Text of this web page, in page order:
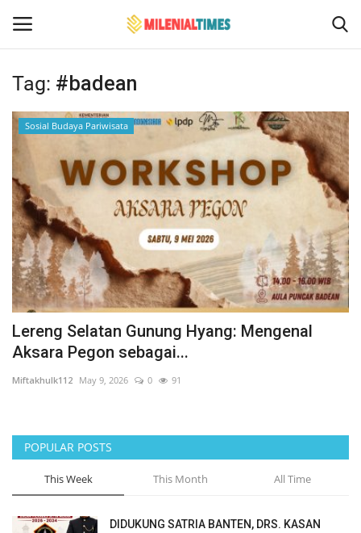
Login
Home
Hukum
Events
Contact
Politik
Bencana Alam
Sosial Budaya Pariwisata
Maritim
Pertanian
Perkebunan & Perikanan
Tag: #badean
Sosial Budaya Pariwisata
Lereng Selatan Gunung Hyang: Mengenal
Aksara Pegon sebagai...
Miftakhulk112 May 9, 2026 0 91
POPULAR POSTS
This Week This Month All Time
DIDUKUNG SATRIA BANTEN, DRS. KASAN